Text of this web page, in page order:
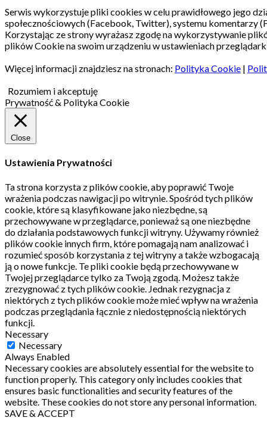
Serwis wykorzystuje pliki cookies w celu prawidłowego jego
społecznościowych (Facebook, Twitter), systemu komentarzy
Korzystając ze strony wyrażasz zgodę na wykorzystywanie
plików Cookie na swoim urządzeniu w ustawieniach
Więcej informacji znajdziesz na stronach: Polityka Cookie |
Rozumiem i akceptuję
Prywatność & Polityka Cookie
Close
Ustawienia Prywatności
Ta strona korzysta z plików cookie, aby poprawić Twoje
wrażenia podczas nawigacji po witrynie. Spośród tych plików
cookie, które są klasyfikowane jako niezbędne, są
przechowywane w przeglądarce, ponieważ są one niezbędne
do działania podstawowych funkcji witryny. Używamy również
plików cookie innych firm, które pomagają nam analizować i
rozumieć sposób korzystania z tej witryny a także wzbogacają
ją o nowe funkcje. Te pliki cookie będą przechowywane w
Twojej przeglądarce tylko za Twoją zgodą. Możesz także
zrezygnować z tych plików cookie. Jednak rezygnacja z
niektórych z tych plików cookie może mieć wpływ na wrażenia
podczas przeglądania łącznie z niedostępnością niektórych
funkcji.
Necessary
Necessary
Always Enabled
Necessary cookies are absolutely essential for the website to
function properly. This category only includes cookies that
ensures basic functionalities and security features of the
website. These cookies do not store any personal information.
SAVE & ACCEPT